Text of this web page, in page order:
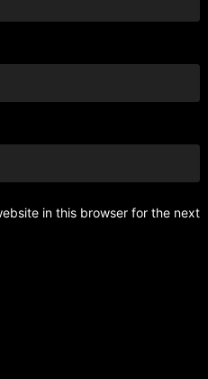
in this browser for the next